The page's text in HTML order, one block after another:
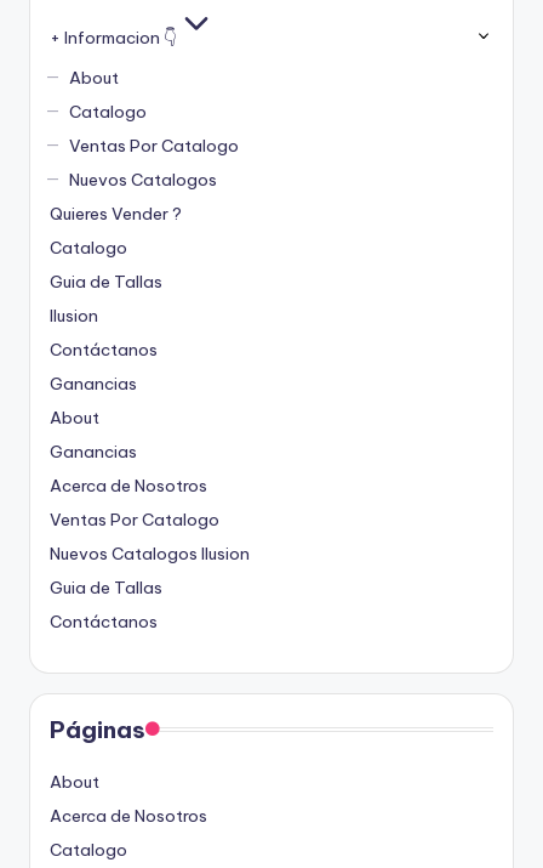
+ Informacion 👇
About
Catalogo
Ventas Por Catalogo
Nuevos Catalogos
Quieres Vender ?
Catalogo
Guia de Tallas
Ilusion
Contáctanos
Ganancias
About
Ganancias
Acerca de Nosotros
Ventas Por Catalogo
Nuevos Catalogos Ilusion
Guia de Tallas
Contáctanos
Páginas
About
Acerca de Nosotros
Catalogo